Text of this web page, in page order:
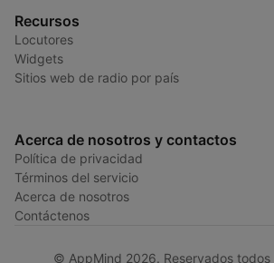
Recursos
Locutores
Widgets
Sitios web de radio por país
Acerca de nosotros y contactos
Política de privacidad
Términos del servicio
Acerca de nosotros
Contáctenos
© AppMind 2026. Reservados todos